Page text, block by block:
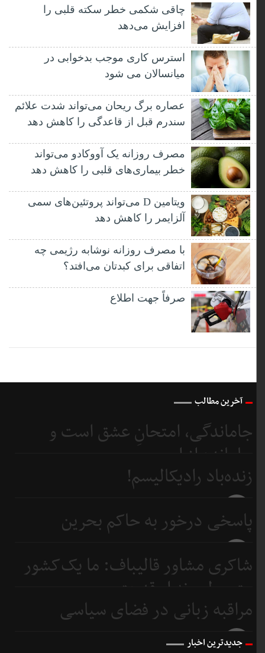
چاقی شکمی خطر سکته قلبی را
افزایش می‌دهد
استرس کاری موجب بدخوابی در
میانسالان می شود
عصاره برگ ریحان می‌تواند شدت علائم
سندرم قبل از قاعدگی را کاهش دهد
مصرف روزانه یک آووکادو می‌تواند
خطر بیماری‌های قلبی را کاهش دهد
ویتامین D می‌تواند پروتئین‌های سمی
آلزایمر را کاهش دهد
با مصرف روزانه نوشابه رژیمی چه
اتفاقی برای کبدتان می‌افتد؟
صرفاً جهت اطلاع
آخرین مطالب
جاماندگی، امتحانِ عشق است و
جامانده از اربعین...
3 روز
زنده‌باد رادیکالیسم!
پاسخی درخور به حاکم بحرین
شاکری مشاور قالیباف: ما یک‌کشور
متوسطیم نه ابرقدرت
6 روز
مراقبه زبانی در فضای سیاسی
قبل
جدیدترین اخبار